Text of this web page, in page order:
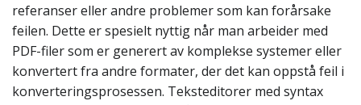
referanser eller andre problemer som kan forårsake
feilen. Dette er spesielt nyttig når man arbeider med
PDF-filer som er generert av komplekse systemer eller
konvertert fra andre formater, der det kan oppstå feil i
konverteringsprosessen. Teksteditorer med syntax